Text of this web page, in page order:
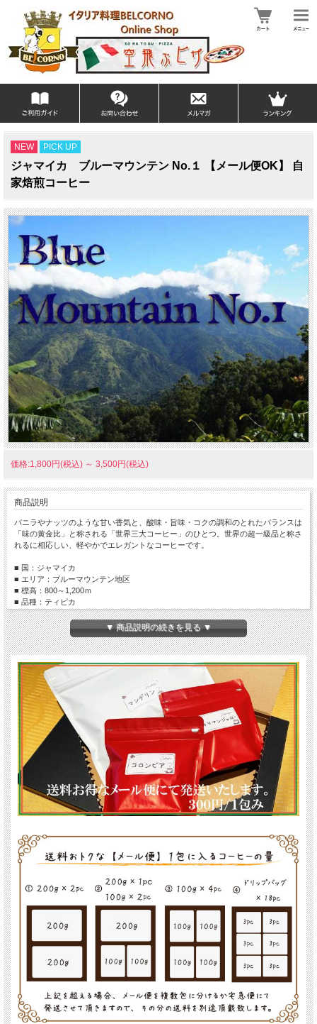
NEW PICK UP
ジャマイカ ブルーマウンテン No.１ 【メール便OK】 自
家焙煎コーヒー
価格:1,800円(税込) ～ 3,500円(税込)
商品説明
バニラやナッツのような甘い香気と、酸味・旨味・コクの調和のとれたバランスは
「味の黄金比」と称される「世界三大コーヒー」のひとつ。世界の超一級品と称さ
れるに相応しい、軽やかでエレガントなコーヒーです。
■ 国：ジャマイカ
■ エリア：ブルーマウンテン地区
■ 標高：800～1,200ｍ
■ 品種：ティピカ
■ 生産処理：フリーウォッシュド
▼ 商品説明の続きを見る ▼